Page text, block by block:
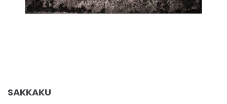
SAKKAKU